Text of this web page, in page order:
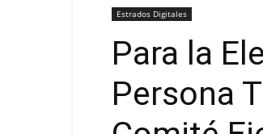
Estrados Digitales
Para la
Persona